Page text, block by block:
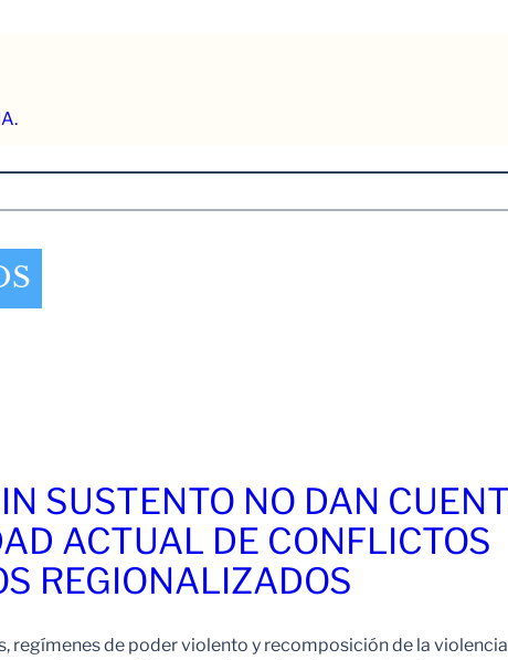
SUSTENTO NO DAN
ACTUAL DE CONFLICTOS
REGIONALIZADOS
regímenes de poder violento y recomposición de la